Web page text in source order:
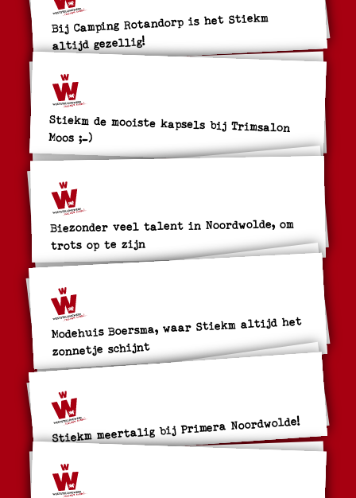
Bij Camping Rotandorp is het Stiekm
altijd gezellig!
Stiekm de mooiste kapsels bij Trimsalon
Moos ;-)
Biezonder veel talent in Noordwolde, om
trots op te zijn
Modehuis Boersma, waar Stiekm altijd het
zonnetje schijnt
Stiekm meertalig bij Primera Noordwolde!